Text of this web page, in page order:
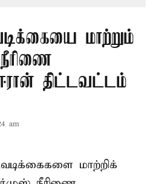
மாற்றும்
திட்டவட்டம்
am
மாற்றிக்